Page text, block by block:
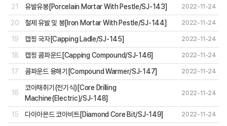
21 유발유봉[Porcelain Mortar With Pestle/SJ-143] 2022-11-24
20 철제 유발 및 봉[Iron Mortar With Pestle/SJ-144] 2022-11-24
19 캡핑 국자[Capping Ladle/SJ-145] 2022-11-24
18 캡핑 콤파운드[Capping Compound/SJ-146] 2022-11-24
17 콤파운드 용해기[Compound Warmer/SJ-147] 2022-11-24
16
코아채취기(전기식)[Core Drilling
Machine(Electric)/SJ-148]
2022-11-24
15 다이아몬드 코아비트[Diamond Core Bit/SJ-149] 2022-11-24